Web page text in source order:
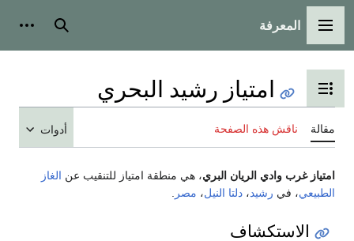
القائمة الرئيسية
المعرفة بحث
تبديل عرض جدول المحتويات
امتياز رشيد البحري
مقالة ناقش هذه الصفحة أدوات
امتياز غرب وادي الريان البري، هي منطقة امتياز للتنقيب عن الغاز
الطبيعي، في رشيد، دلتا النيل، مصر
الاستكشاف